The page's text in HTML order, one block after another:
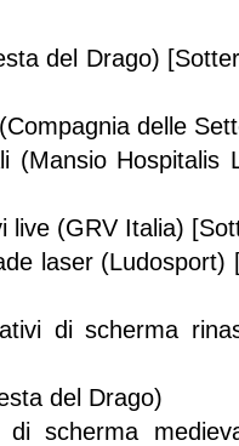
del Drago)
delle
Hospitalis
(GRV Italia)
laser (Ludosport)
di scherma
del Drago)